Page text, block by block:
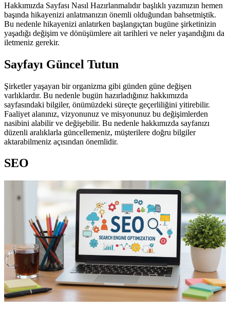
Hakkımızda Sayfası Nasıl Hazırlanmalıdır başlıklı yazımızın hemen
başında hikayenizi anlatmanızın önemli olduğundan bahsetmiştik.
Bu nedenle hikayenizi anlatırken başlangıçtan bugüne şirketinizin
yaşadığı değişim ve dönüşümlere ait tarihleri ve neler yaşandığını da
iletmeniz gerekir.
Sayfayı Güncel Tutun
Şirketler yaşayan bir organizma gibi günden güne değişen
varlıklardır. Bu nedenle bugün hazırladığınız hakkımızda
sayfasındaki bilgiler, önümüzdeki süreçte geçerliliğini yitirebilir.
Faaliyet alanınız, vizyonunuz ve misyonunuz bu değişimlerden
nasibini alabilir ve değişebilir. Bu nedenle hakkımızda sayfanızı
düzenli aralıklarla güncellemeniz, müşterilere doğru bilgiler
aktarabilmeniz açısından önemlidir.
SEO